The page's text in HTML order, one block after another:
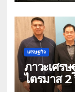
เศรษฐกิจ
ภาวะเศร
ไตรมาส